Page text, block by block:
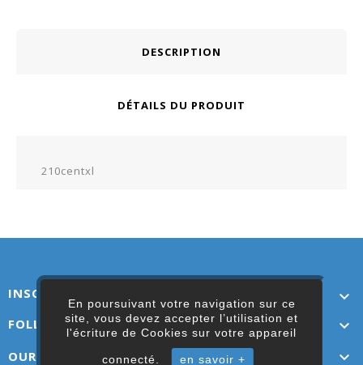
En poursuivant votre navigation sur ce
site, vous devez accepter l’utilisation et
l'écriture de Cookies sur votre appareil
connecté. en savoir +
DESCRIPTION
DÉTAILS DU PRODUIT
210centxl
INSCRIVEZ-VOUS ICI 
FOLLOW US 
OUR LINKS 